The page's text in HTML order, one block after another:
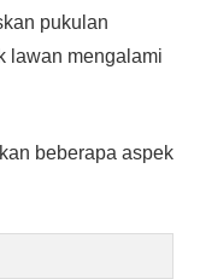
pukulan
lawan mengalami
beberapa aspek